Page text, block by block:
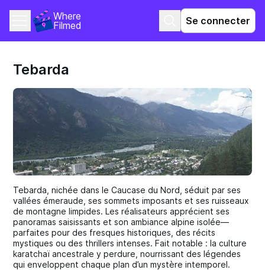
Where
Filmed
Se connecter
Tebarda
Tebarda, nichée dans le Caucase du Nord, séduit par ses
vallées émeraude, ses sommets imposants et ses ruisseaux
de montagne limpides. Les réalisateurs apprécient ses
panoramas saisissants et son ambiance alpine isolée—
parfaites pour des fresques historiques, des récits
mystiques ou des thrillers intenses. Fait notable : la culture
karatchaï ancestrale y perdure, nourrissant des légendes
qui enveloppent chaque plan d’un mystère intemporel.